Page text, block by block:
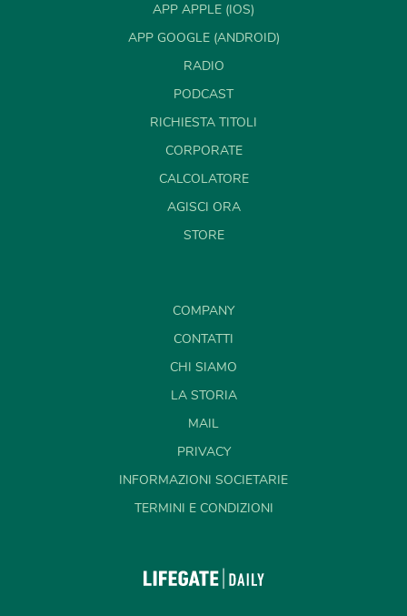
APP APPLE (IOS)
APP GOOGLE (ANDROID)
RADIO
PODCAST
RICHIESTA TITOLI
CORPORATE
CALCOLATORE
AGISCI ORA
STORE
COMPANY
CONTATTI
CHI SIAMO
LA STORIA
MAIL
PRIVACY
INFORMAZIONI SOCIETARIE
TERMINI E CONDIZIONI